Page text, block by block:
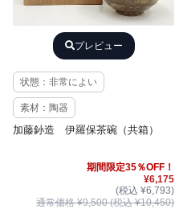
プレビュー
状態：非常によい
素材：陶器
加藤釥造 伊羅保茶碗（共箱）
期間限定35％OFF！
¥6,175
(税込 ¥6,793)
通常価格 ¥9,500 (税込 ¥10,450)